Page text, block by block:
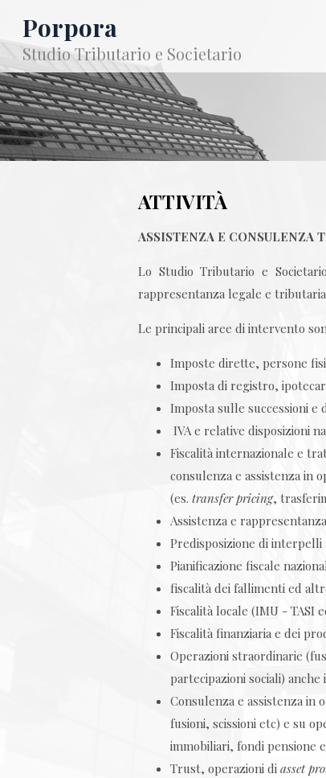
Porpora
Studio Tributario e Societario
ATTIVITÀ
ASSISTENZA E CONSULENZA
Lo Studio Tributario e
rappresentanza legale e
Le principali aree di intervento
Imposte dirette, persone
Imposta di registro,
Imposta sulle successioni e
IVA e relative disposizioni
Fiscalità internazionale e
consulenza e assistenza in
(es. transfer pricing,
Assistenza e
Predisposizione di interpelli
Pianificazione fiscale
fiscalità dei fallimenti ed
Fiscalità locale (IMU - TASI
Fiscalità finanziaria e dei
Operazioni straordinarie
partecipazioni sociali)
Consulenza e assistenza in
fusioni, scissioni etc) e su
immobiliari, fondi pensione
Trust, operazioni di asset